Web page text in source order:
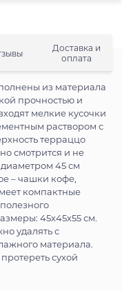
Доставка и
оплата
из материала
прочностью и
мелкие кусочки
раствором с
терраццо
смотрится и не
45 см
– чашки кофе,
компактные
45х45х55 см.
удалять с
материала.
сухой